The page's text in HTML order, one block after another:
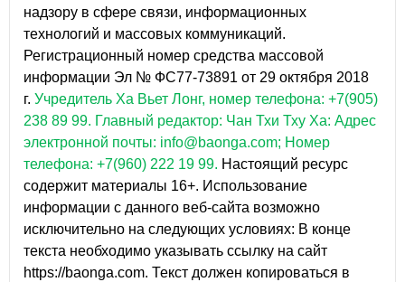
надзору в сфере связи, информационных
технологий и массовых коммуникаций.
Регистрационный номер средства массовой
информации Эл № ФС77-73891 от 29 октября 2018
г. Учредитель Ха Вьет Лонг, номер телефона: +7(905)
238 89 99. Главный редактор: Чан Тхи Тху Ха: Адрес
электронной почты: info@baonga.com; Номер
телефона: +7(960) 222 19 99. Настоящий ресурс
содержит материалы 16+. Использование
информации с данного веб-сайта возможно
исключительно на следующих условиях: В конце
текста необходимо указывать ссылку на сайт
https://baonga.com. Текст должен копироваться в